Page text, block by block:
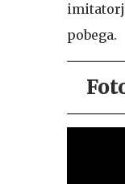
pobega.